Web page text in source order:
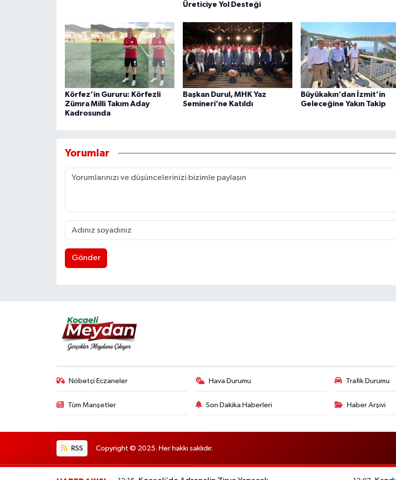
Üreticiye Yol Desteği
Körfez’in Gururu: Körfezli
Zümra Milli Takım Aday
Kadrosunda
Başkan Durul, MHK Yaz
Semineri’ne Katıldı
Büyükakın’dan İzmit’in
Geleceğine Yakın Takip
Yorumlar
Gönder
Nöbetçi Eczaneler Hava Durumu Trafik Durumu
Tüm Manşetler Son Dakika Haberleri Haber Arşivi
RSS Copyright © 2025. Her hakkı saklıdır.